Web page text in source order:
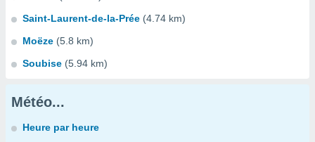
Saint-Laurent-de-la-Prée (4.74 km)
Moëze (5.8 km)
Soubise (5.94 km)
Météo...
Heure par heure